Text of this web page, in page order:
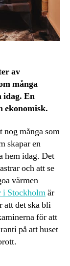
av
många
idag. En
ekonomisk.
nog många som
skapar en
hem idag. Det
och att se
värmen
i Stockholmär
att det ska bli
för att
på att huset